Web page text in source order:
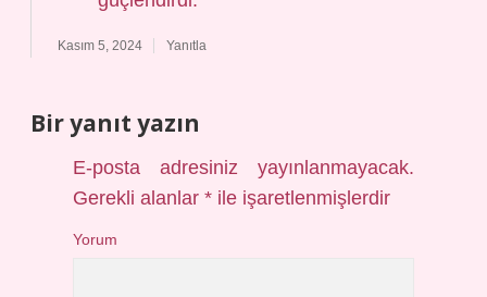
Kasım 5, 2024 Yanıtla
Bir yanıt yazın
E-posta adresiniz yayınlanmayacak.
Gerekli alanlar* ile işaretlenmişlerdir
Yorum